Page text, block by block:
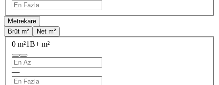
Metrekare
Brüt m²
Net m²
0 m²1B+ m²
—